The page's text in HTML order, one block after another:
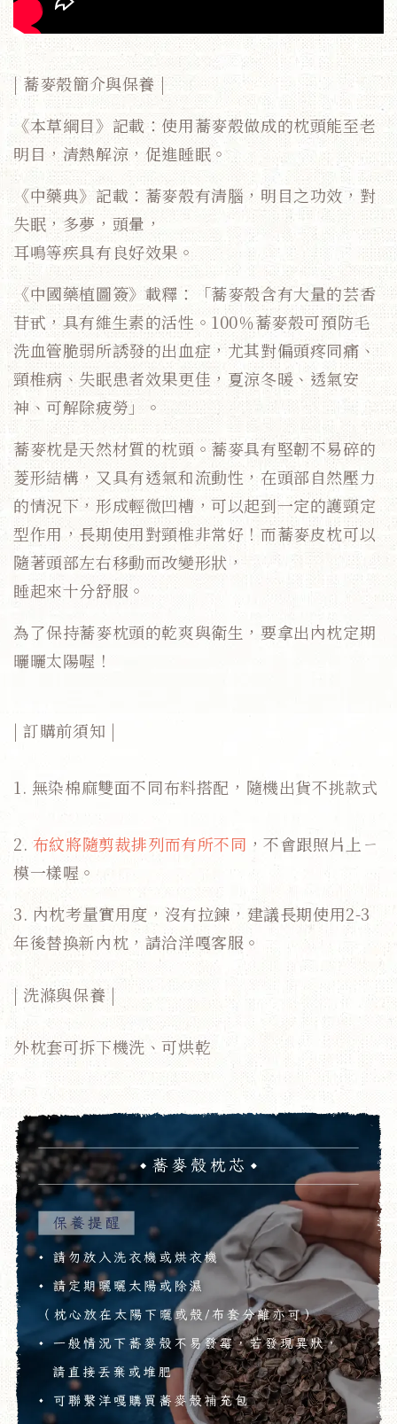
| 蕎麥殼簡介與保養 |
《本草綱目》記載：使用蕎麥殼做成的枕頭能至老
明目，清熱解涼，促進睡眠。
《中藥典》記載：蕎麥殼有清腦，明目之功效，對
失眠，多夢，頭暈，
耳鳴等疾具有良好效果。
《中國藥植圖簽》載釋：「蕎麥殼含有大量的芸香
苷甙，具有維生素的活性。100％蕎麥殼可預防毛
洗血管脆弱所誘發的出血症，尤其對偏頭疼同痛、
頸椎病、失眠患者效果更佳，夏涼冬暖、透氣安
神、可解除疲勞」。
蕎麥枕是天然材質的枕頭。蕎麥具有堅韌不易碎的
菱形結構，又具有透氣和流動性，在頭部自然壓力
的情況下，形成輕微凹槽，可以起到一定的護頸定
型作用，長期使用對頸椎非常好！而蕎麥皮枕可以
隨著頭部左右移動而改變形狀，
睡起來十分舒服。
為了保持蕎麥枕頭的乾爽與衛生，要拿出內枕定期
曬曬太陽喔！
| 訂購前須知 |
1. 無染棉麻雙面不同布料搭配，隨機出貨不挑款式
2. 布紋將隨剪裁排列而有所不同 ，不會跟照片上ㄧ
模一樣喔。
3. 內枕考量實用度，沒有拉鍊，建議長期使用2-3
年後替換新內枕，請洽洋嘎客服。
| 洗滌與保養 |
外枕套可拆下機洗、可烘乾